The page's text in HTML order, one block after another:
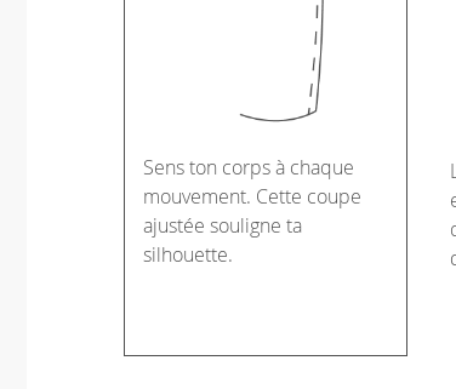
Sens ton corps à chaque
mouvement. Cette coupe
ajustée souligne ta
silhouette.